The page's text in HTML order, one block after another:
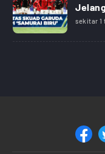
sekitar 1